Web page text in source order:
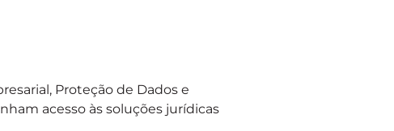
Proteção de Dados e
acesso às soluções jurídicas